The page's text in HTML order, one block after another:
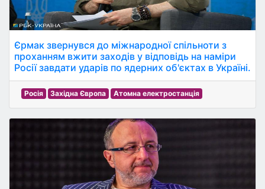
Єрмак звернувся до міжнародної спільноти з
проханням вжити заходів у відповідь на наміри
Росії завдати ударів по ядерних об'єктах в Україні.
Росія Західна Європа Атомна електростанція